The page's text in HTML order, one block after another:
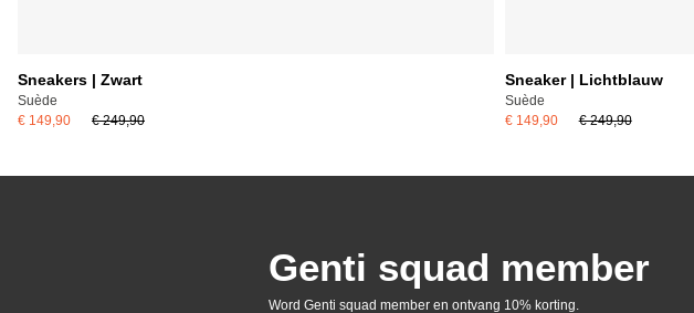
Sneakers | Zwart
Suède
€ 149,90
€ 249,90
Sneaker | Lichtblauw
Suède
€ 149,90
€ 249,90
Genti squad member
Word Genti squad member en ontvang 10% korting.